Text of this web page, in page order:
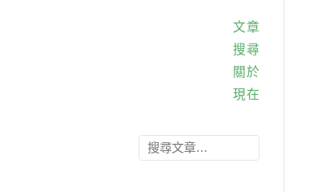
文章
搜尋
關於
現在